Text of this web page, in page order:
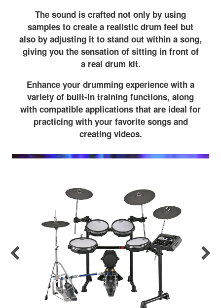
The sound is crafted not only by using
samples to create a realistic drum feel but
also by adjusting it to stand out within a song,
giving you the sensation of sitting in front of
a real drum kit.
Enhance your drumming experience with a
variety of built-in training functions, along
with compatible applications that are ideal for
practicing with your favorite songs and
creating videos.
Previous